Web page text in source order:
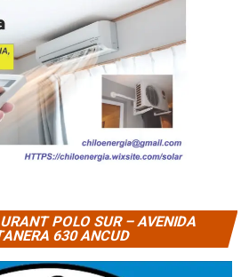
POLO SUR – AVENIDA
630 ANCUD